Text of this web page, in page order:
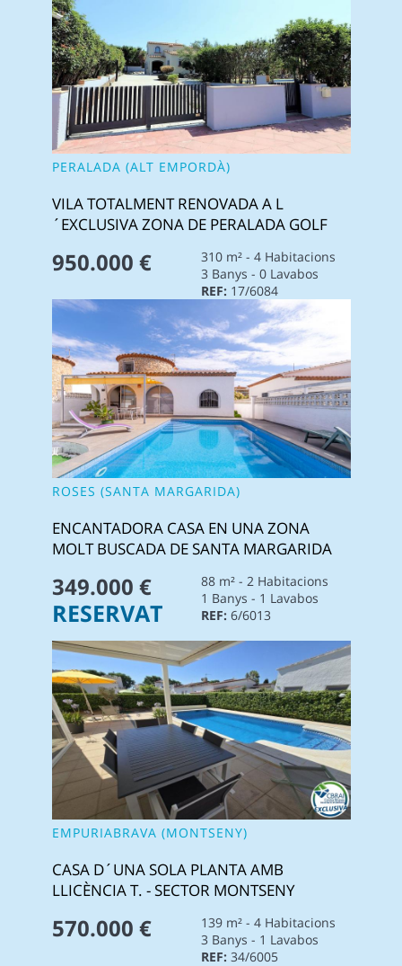
PERALADA (ALT EMPORDÀ)
VILA TOTALMENT RENOVADA A L
´EXCLUSIVA ZONA DE PERALADA GOLF
950.000 €
310 m² - 4 Habitacions
3 Banys - 0 Lavabos
REF: 17/6084
ROSES (SANTA MARGARIDA)
ENCANTADORA CASA EN UNA ZONA
MOLT BUSCADA DE SANTA MARGARIDA
349.000 €
88 m² - 2 Habitacions
1 Banys - 1 Lavabos
REF: 6/6013
RESERVAT
EMPURIABRAVA (MONTSENY)
CASA D´UNA SOLA PLANTA AMB
LLICÈNCIA T. - SECTOR MONTSENY
570.000 €
139 m² - 4 Habitacions
3 Banys - 1 Lavabos
REF: 34/6005